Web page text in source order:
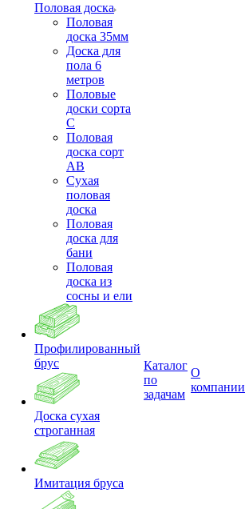
Половая доска
Половая
доска 35мм
Доска для
пола 6
метров
Половые
доски сорта
С
Половая
доска сорт
АВ
Сухая
половая
доска
Половая
доска для
бани
Половая
доска из
сосны и ели
Профилированный
брус
Доска сухая
строганная
Имитация бруса
Каталог
по
задачам
О
компании